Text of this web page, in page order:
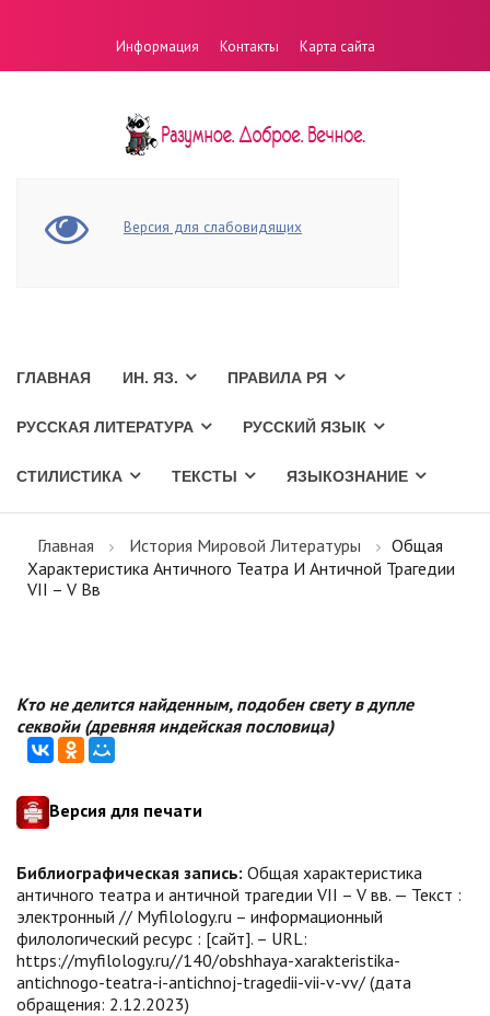
Информация Контакты Карта сайта
Версия для слабовидящих
ГЛАВНАЯ ИН. ЯЗ. ПРАВИЛА РЯ
РУССКАЯ ЛИТЕРАТУРА РУССКИЙ ЯЗЫК
СТИЛИСТИКА ТЕКСТЫ ЯЗЫКОЗНАНИЕ
Главная История Мировой Литературы
Общая
Характеристика Античного Театра И Античной Трагедии
VII – V Вв
Кто не делится найденным, подобен свету в дупле
секвойи (древняя индейская пословица)
Версия для печати
Библиографическая запись: Общая характеристика
античного театра и античной трагедии VII – V вв. — Текст :
электронный // Myfilology.ru – информационный
филологический ресурс : [сайт]. – URL:
https://myfilology.ru//140/obshhaya-xarakteristika-
antichnogo-teatra-i-antichnoj-tragedii-vii-v-vv/ (дата
обращения: 2.12.2023)